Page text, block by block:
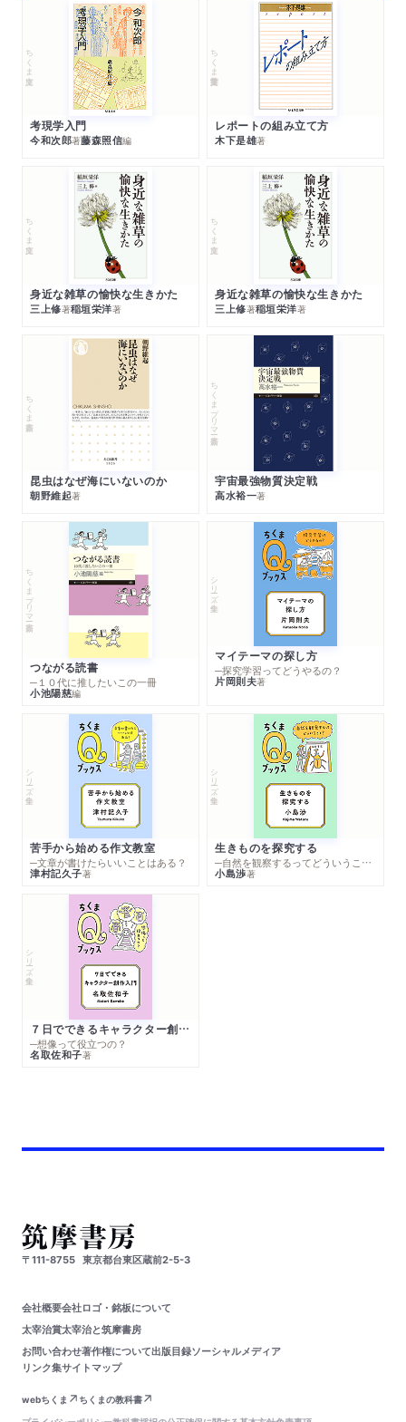
ちくま文庫
考現学入門
今和次郎著藤森照信編
ちくま学芸文庫
レポートの組み立て方
木下是雄著
ちくま文庫
身近な雑草の愉快な生きかた
三上修著稲垣栄洋著
ちくま文庫
身近な雑草の愉快な生きかた
三上修著稲垣栄洋著
ちくま新書
昆虫はなぜ海にいないのか
朝野維起著
ちくまプリマー新書
宇宙最強物質決定戦
高水裕一著
ちくまプリマー新書
つながる読書
─１０代に推したいこの一冊
小池陽慈編
シリーズ・全集
マイテーマの探し方
─探究学習ってどうやるの？
片岡則夫著
シリーズ・全集
苦手から始める作文教室
─文章が書けたらいいことはある？
津村記久子著
シリーズ・全集
生きものを探究する
─自然を観察するってどういうこと？
小島渉著
シリーズ・全集
７日でできるキャラクター創作入門
─想像って役立つの？
名取佐和子著
〒111-8755 東京都台東区蔵前2-5-3
会社概要会社ロゴ・銘板について
太宰治賞太宰治と筑摩書房
お問い合わせ著作権について出版目録ソーシャルメディア
リンク集サイトマップ
webちくま
ちくまの教科書